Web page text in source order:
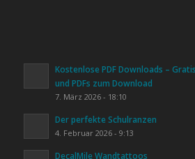
Kostenlose PDF Downloads –
und PDFs zum Download
7. März 2026 - 18:10
Der perfekte Schulranzen
4. Februar 2026 - 9:13
DecalMile Wandtattoos